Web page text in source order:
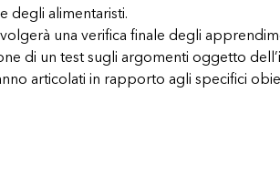
degli alimentaristi.
una verifica finale degli
di un test sugli argomenti oggetto
articolati in rapporto agli specifici